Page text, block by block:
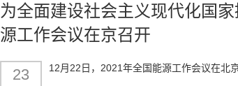
为全面建设社会主义现代化国
源工作会议在京召开
23 12月22日，2021年全国能源工作会议在北